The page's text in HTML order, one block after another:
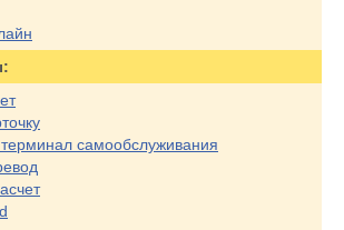
самообслуживания